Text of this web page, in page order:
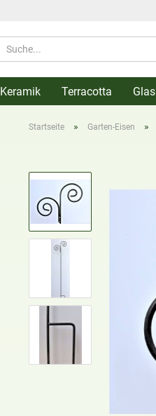
Keramik Terracotta Glas
Startseite » Garten-Eisen »